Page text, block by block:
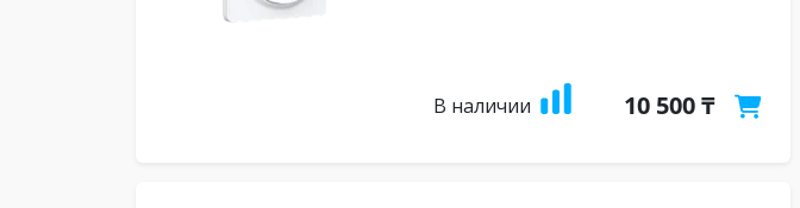
В наличии 10 500 ₸